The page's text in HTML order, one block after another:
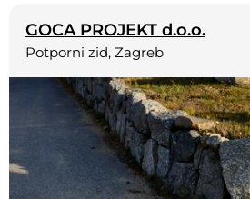
GOCA PROJEKT d.o.o.
Potporni zid, Zagreb